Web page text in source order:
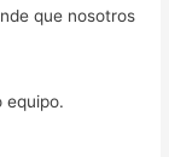
que nosotros
equipo.